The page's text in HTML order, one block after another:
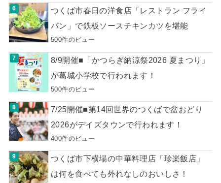
つくば市春日の洋食店「レストラン フライ
パン」で鉄板ソースチキンカツを堪能
500件のビュー
8/9開催■「かつらぎ納涼祭2026 夏まつり」
が葛城小学校で行われます！
500件のビュー
7/25開催■第14回世界のつくばで盆おどり
2026がデイズタウンで行われます！
400件のビュー
つくば市下横場の中華料理店「珍楽飯店」
は何を食べても外れなしのおいしさ！